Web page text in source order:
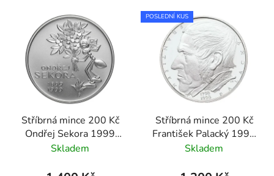
Stříbrná mince 200 Kč
Ondřej Sekora 1999
standard
Skladem
POSLEDNÍ KUS
Stříbrná mince 200 Kč
František Palacký 1998
standard
Skladem